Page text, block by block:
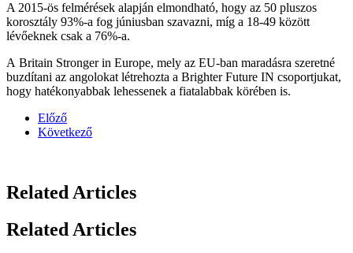
A 2015-ös felmérések alapján elmondható, hogy az 50 pluszos
korosztály 93%-a fog júniusban szavazni, míg a 18-49 között
lévőeknek csak a 76%-a.
A Britain Stronger in Europe, mely az EU-ban maradásra szeretné
buzdítani az angolokat létrehozta a Brighter Future IN csoportjukat,
hogy hatékonyabbak lehessenek a fiatalabbak körében is.
Előző
Következő
Related Articles
Related Articles